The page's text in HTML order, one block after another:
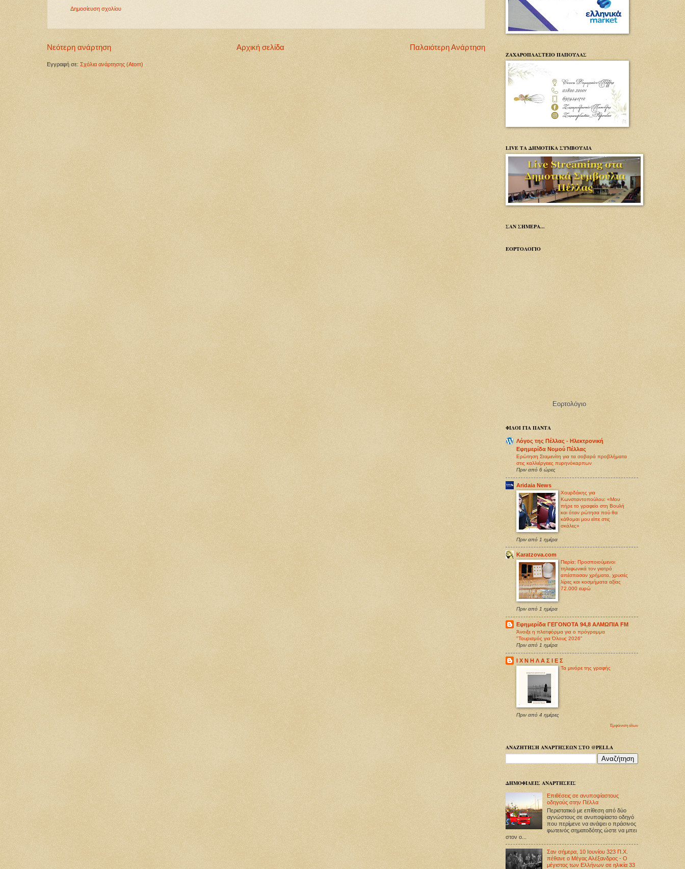
Δημοσίευση σχολίου
Νεότερη ανάρτηση Παλαιότερη Ανάρτηση
Αρχική σελίδα
Εγγραφή σε: Σχόλια ανάρτησης (Atom)
ΖΑΧΑΡΟΠΛΑΣΤΕΙΟ ΠΑΠΟΥΛΑΣ
LIVE ΤΑ ΔΗΜΟΤΙΚΑ ΣΥΜΒΟΥΛΙΑ
ΣΑΝ ΣΗΜΕΡΑ...
ΕΟΡΤΟΛΟΓΙΟ
Εορτολόγιο
ΦΙΛΟΙ ΓΙΑ ΠΑΝΤΑ
Λόγος της Πέλλας - Ηλεκτρονική
Εφημερίδα Νομού Πέλλας
Ερώτηση Σταμενίτη για τα σοβαρά προβλήματα
στις καλλιέργειες πυρηνόκαρπων
Πριν από 6 ώρες
Aridaia News
Χουρδάκης για
Κωνσταντοπούλου: «Μου
πήρε το γραφείο στη Βουλή
και όταν ρώτησα πού θα
κάθομαι μου είπε στις
σκάλες»
Πριν από 1 ημέρα
Karatzova.com
Πιερία: Προσποιούμενοι
τηλεφωνικά τον γιατρό
απέσπασαν χρήματα, χρυσές
λίρες και κοσμήματα αξίας
72.000 ευρώ
Πριν από 1 ημέρα
Εφημερίδα ΓΕΓΟΝΟΤΑ 94,8 ΑΛΜΩΠΙΑ FM
Άνοιξε η πλατφόρμα για ο πρόγραμμα
"Τουρισμός για Όλους 2026"
Πριν από 1 ημέρα
Ι Χ Ν Η Λ Α Σ Ι Ε Σ
Τα μινόρε της γραφής
Πριν από 4 ημέρες
Εμφάνιση όλων
ΑΝΑΖΗΤΗΣΗ ΑΝΑΡΤΗΣΕΩΝ ΣΤΟ @PELLA
ΔΗΜΟΦΙΛΕΙΣ ΑΝΑΡΤΗΣΕΙΣ
Επιθέσεις σε ανυποψίαστους
οδηγούς στην Πέλλα
Περιστατικό με επίθεση από δύο
αγνώστους σε ανυποψίαστο οδηγό
που περίμενε να ανάψει ο πράσινος
φωτεινός σηματοδότης ώστε να μπει
στον ο...
Σαν σήμερα, 10 Ιουνίου 323 Π.Χ.
πέθανε ο Μέγας Αλέξανδρος - Ο
μέγιστος των Ελλήνων σε ηλικία 33